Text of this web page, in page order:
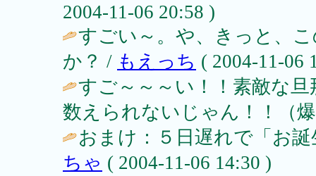
2004-11-06 20:58 )
すごい～。や、きっと、
か？ / もえっち ( 2004-11-06
すご～～～い！！素敵な
数えられないじゃん！！（
おまけ：５日遅れで「お
ちゃ ( 2004-11-06 14:30 )